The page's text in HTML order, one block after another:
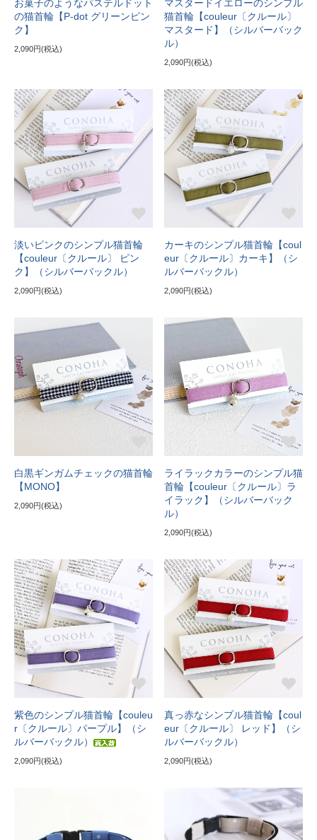
お菓子のようなパステルドット
の猫首輪【P-dot グリーンピン
ク】
2,090円(税込)
マスタードイエローのシンプル
猫首輪【couleur〔クルール〕
マスタード】（シルバーバック
ル）
2,090円(税込)
淡いピンクのシンプル猫首輪
【couleur〔クルール〕 ピン
ク】（シルバーバックル）
2,090円(税込)
カーキのシンプル猫首輪【coul
eur〔クルール〕カーキ】（シ
ルバーバックル）
2,090円(税込)
白黒ギンガムチェックの猫首輪
【MONO】
2,090円(税込)
ライラックカラーのシンプル猫
首輪【couleur〔クルール〕ラ
イラック】（シルバーバック
ル）
2,090円(税込)
紫色のシンプル猫首輪【couleu
r〔クルール〕パープル】（シ
ルバーバックル）
2,090円(税込)
真っ赤なシンプル猫首輪【coul
eur〔クルール〕 レッド】（シ
ルバーバックル）
2,090円(税込)